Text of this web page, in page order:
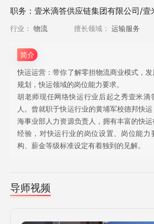
职务：壹米滴答供应链集团有限公司/壹
行业： 物流 擅长领域： 运输服务
简介
快运运营：带你了解零担物流商业模式，
规划，快运领域的岗位能力要求。
胡老师现任网络快运行业后起之秀壹米滴
人。曾就职于快运行业的黄埔军校德邦快
海事业部人力资源负责人，拥有丰富的快
经验，对快运行业的岗位设置、岗位能力
构、薪金等级标准设定有着独到的见解。
导师视频